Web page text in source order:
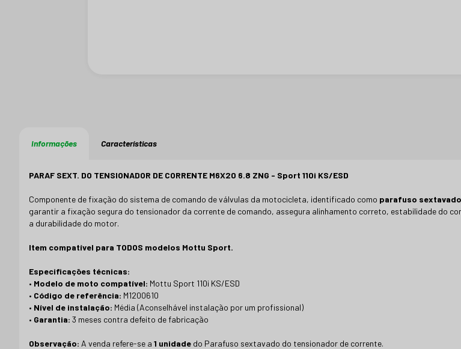
Informações Características
PARAF SEXT. DO TENSIONADOR DE CORRENTE M6X20 6.8 ZNG - Sport 110i KS/ESD
Componente de fixação do sistema de comando de válvulas da motocicleta, identificado como parafuso
garantir a fixação segura do tensionador da corrente de comando, assegura alinhamento correto, estabilidade do
a durabilidade do motor.
Item compatível para TODOS modelos Mottu Sport.
Especificações técnicas:
• Modelo de moto compatível: Mottu Sport 110i KS/ESD
• Código de referência: M1200610
• Nível de instalação: Média (Aconselhável instalação por um profissional)
• Garantia: 3 meses contra defeito de fabricação
Observação: A venda refere-se a 1 unidade do Parafuso sextavado do tensionador de corrente.